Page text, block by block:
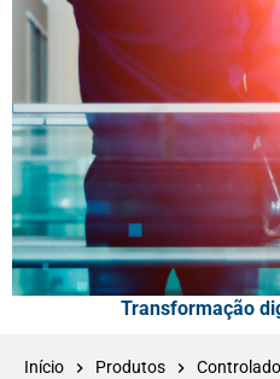
Transformação
Início Produtos